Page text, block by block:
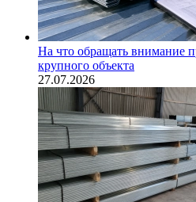
На что обращать внимание
крупного объекта
27.07.2026